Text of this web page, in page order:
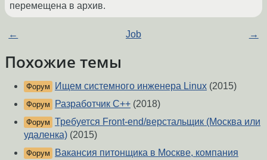
перемещена в архив.
← Job →
Похожие темы
Форум Ищем системного инженера Linux (2015)
Форум Разработчик С++ (2018)
Форум Требуется Front-end/верстальщик (Москва или
удаленка) (2015)
Форум
Вакансия питонщика в Москве, компания